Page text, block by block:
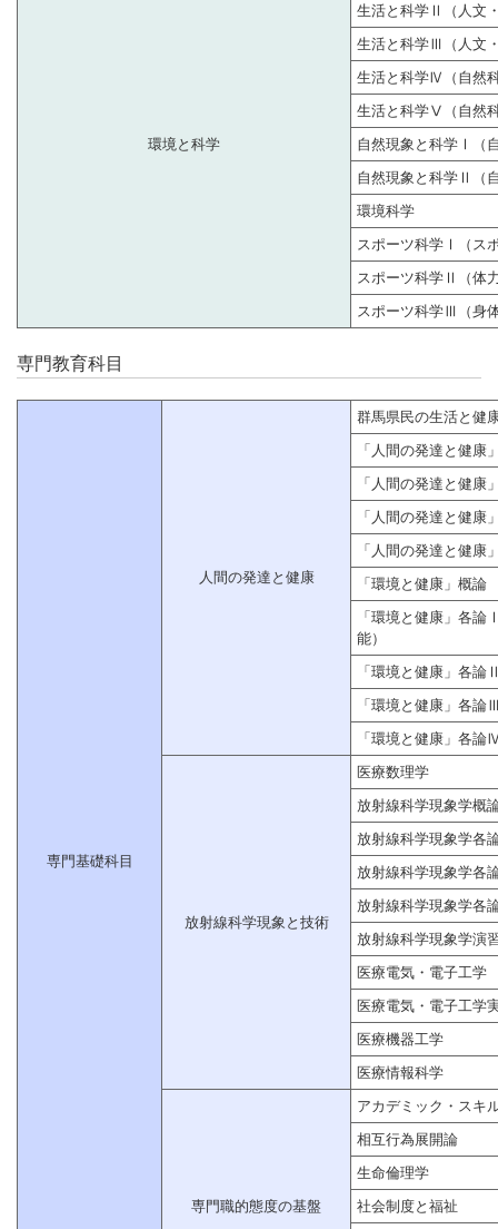
環境と科学
生活と科学Ⅱ（人文
生活と科学Ⅲ（人文
生活と科学Ⅳ（自然
生活と科学Ⅴ（自然
自然現象と科学Ⅰ（
自然現象と科学Ⅱ（
環境科学
スポーツ科学Ⅰ（ス
スポーツ科学Ⅱ（体
スポーツ科学Ⅲ（身
専門教育科目
専門基礎科目
人間の発達と健康
群馬県民の生活と健
「人間の発達と健康
「人間の発達と健康
「人間の発達と健康
「人間の発達と健康
「環境と健康」概論
「環境と健康」各論
能）
「環境と健康」各
「環境と健康」各
「環境と健康」各
放射線科学現象と技術
医療数理学
放射線科学現象学概
放射線科学現象学各
放射線科学現象学各
放射線科学現象学各
放射線科学現象学演
医療電気・電子工学
医療電気・電子工学
医療機器工学
医療情報科学
専門職的態度の基盤
アカデミック・スキ
相互行為展開論
生命倫理学
社会制度と福祉